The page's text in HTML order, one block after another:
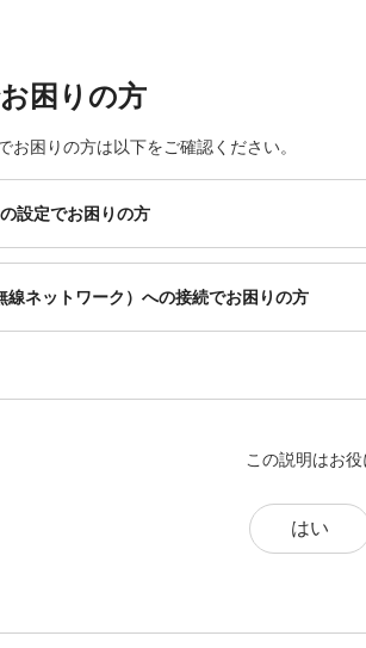
困りの方
お困りの方は以下をご確認ください。
設定でお困りの方
線ネットワーク）への接続でお困りの方
この説明はお
はい